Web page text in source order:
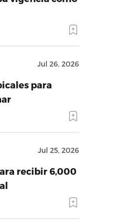
Jul 26, 2026
para
Jul 25, 2026
recibir 6,000